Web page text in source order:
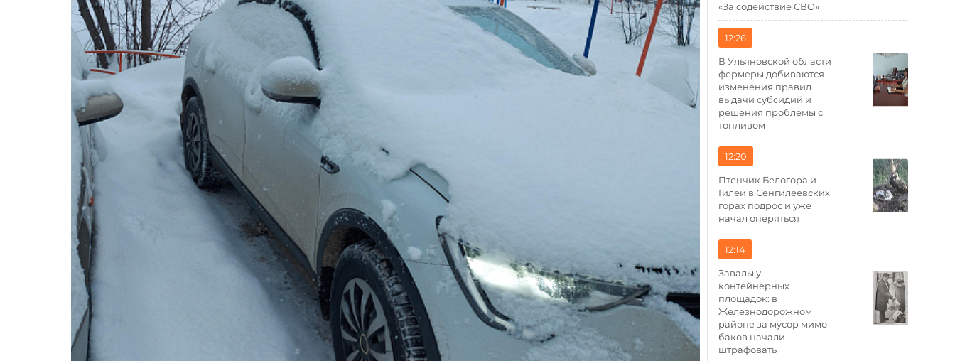
«За содействие СВО»
12:26
В Ульяновской области
фермеры добиваются
изменения правил
выдачи субсидий и
решения проблемы с
топливом
12:20
Птенчик Белогора и
Гилеи в Сенгилеевских
горах подрос и уже
начал оперяться
12:14
Завалы у
контейнерных
площадок: в
Железнодорожном
районе за мусор мимо
баков начали
штрафовать